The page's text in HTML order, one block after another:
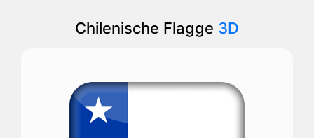
Chilenische Flagge 3D